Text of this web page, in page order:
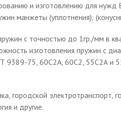
и изготовлению для нужд
манжеты (уплотнения);
с точностью до 1гр./мм в
изготовления пружин с
9389-75, 60С2А, 60С2,
городской
и другие.